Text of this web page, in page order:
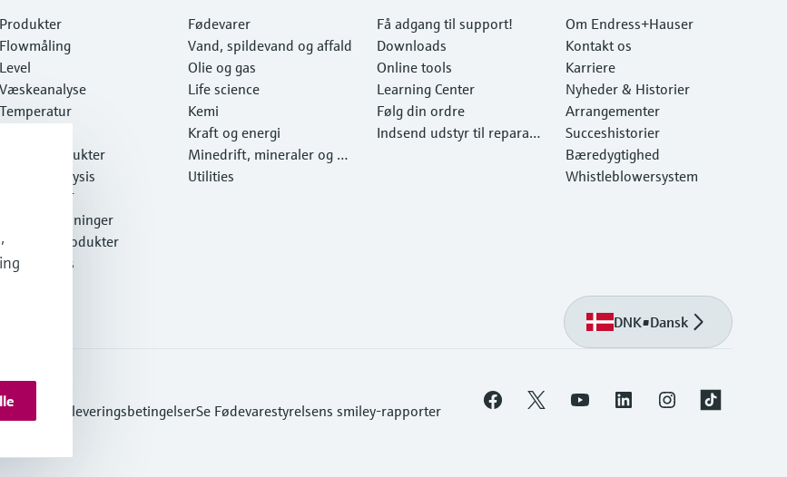
Produkter
Flowmåling
Level
Væskeanalyse
Temperatur
Systemprodukter
Optical analysis
Netilion IIoT
Softwareløsninger
produkter
tools
Fødevarer
Vand, spildevand og affald
Olie og gas
Life science
Kemi
Kraft og energi
Minedrift, mineraler og m
etaller
Utilities
Få adgang til support!
Downloads
Online tools
Learning Center
Følg din ordre
Indsend udstyr til reparati
Om Endress+Hauser
Kontakt os
Karriere
Nyheder & Historier
Arrangementer
Succeshistorier
Bæredygtighed
Whistleblowersystem
DNK•Dansk
Salgs- & leveringsbetingelserSe Fødevarestyrelsens smiley-rapporter